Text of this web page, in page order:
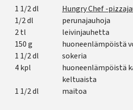
1 1/2 dl
Hungry Chef -
1/2 dl
perunajauhoja
2 tl
leivinjauhetta
150 g
huoneenlämpöistä
1 1/2 dl
sokeria
4 kpl
huoneenlämpöistä
keltuaista
1 1/2 dl
maitoa